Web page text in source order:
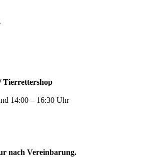
Tierrettershop
14:00 – 16:30 Uhr
nach Vereinbarung.